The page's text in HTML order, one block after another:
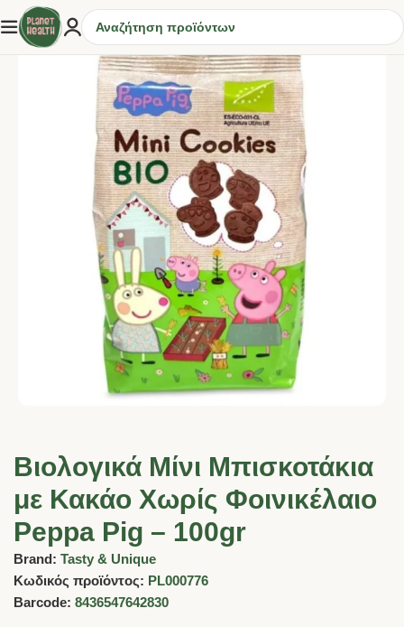
Βιολογικά Mίνι Μπισκοτάκια
με Κακάο Χωρίς Φοινικέλαιο
Peppa Pig – 100gr
Brand: Tasty & Unique
Κωδικός προϊόντος: PL000776
Barcode: 8436547642830